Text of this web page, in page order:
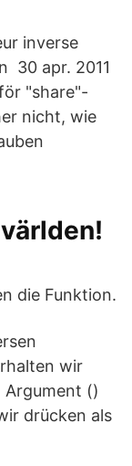
inverse
30 apr. 2011
"share"-
nicht, wie
die Funktion.
wir
Argument ()
drücken als